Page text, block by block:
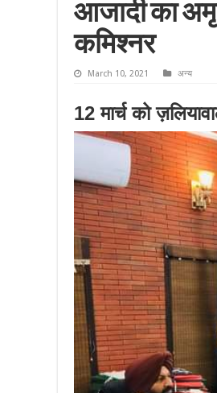
आजादी का
कमिश्नर
March 10, 2021 अन्य
12 मार्च को